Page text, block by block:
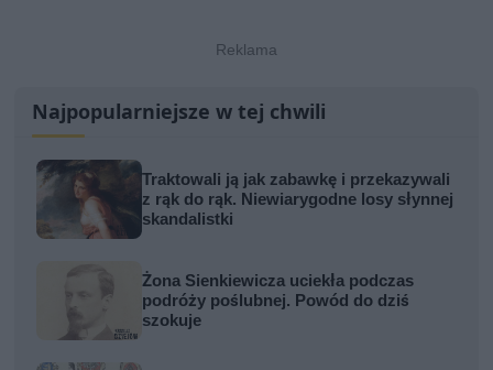
Najpopularniejsze w tej chwili
Traktowali ją jak zabawkę i przekazywali
z rąk do rąk. Niewiarygodne losy słynnej
skandalistki
Żona Sienkiewicza uciekła podczas
podróży poślubnej. Powód do dziś
szokuje